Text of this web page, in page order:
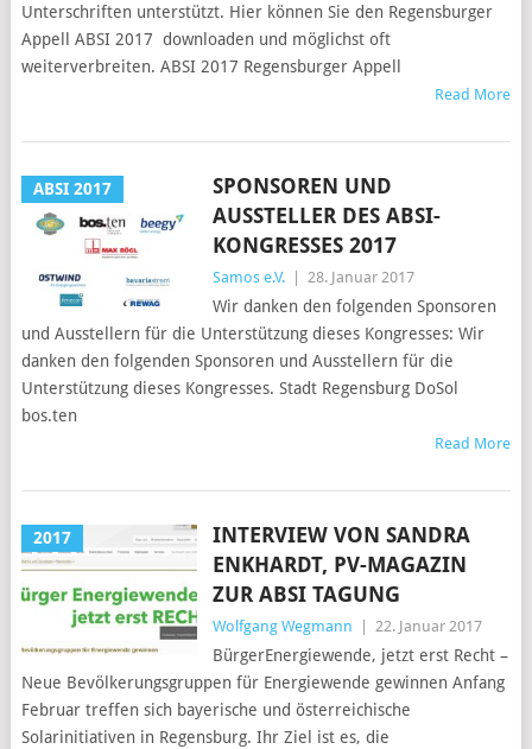
Unterschriften unterstützt. Hier können Sie den Regensburger
Appell ABSI 2017 downloaden und möglichst oft
weiterverbreiten. ABSI 2017 Regensburger Appell
Read More
ABSI 2017
SPONSOREN UND
AUSSTELLER DES ABSI-
KONGRESSES 2017
Samos e.V. 28. Januar 2017
Wir danken den folgenden Sponsoren
und Ausstellern für die Unterstützung dieses Kongresses: Wir
danken den folgenden Sponsoren und Ausstellern für die
Unterstützung dieses Kongresses. Stadt Regensburg DoSol
bos.ten
Read More
2017
INTERVIEW VON SANDRA
ENKHARDT, PV-MAGAZIN
ZUR ABSI TAGUNG
Wolfgang Wegmann 22. Januar 2017
BürgerEnergiewende, jetzt erst Recht –
Neue Bevölkerungsgruppen für Energiewende gewinnen Anfang
Februar treffen sich bayerische und österreichische
Solarinitiativen in Regensburg. Ihr Ziel ist es, die